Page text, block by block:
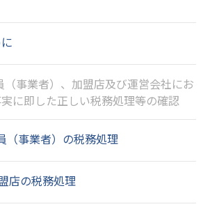
事業者）、加盟店及び運営会社にお
に即した正しい税務処理等の確認
事業者）の税務処理
の税務処理